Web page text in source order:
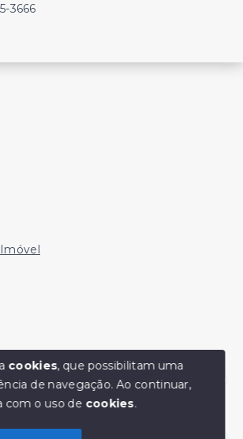
Estamos disponíveis para te ajudar.
3666
cookies, que possibilitam uma
de navegação.Ao continuar,
com o uso de cookies.